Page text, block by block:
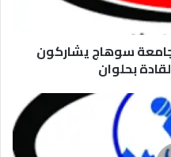
سوهاج يشاركون
بحلوان